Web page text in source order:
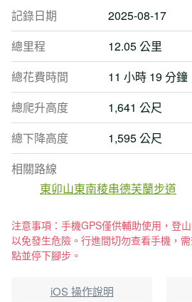
記錄日期
2025-08-17
總里程
12.05 公里
總花費時間
11 小時 19 分鐘
總爬升高度
1,641 公尺
總下降高度
1,595 公尺
相關路線
東卯山東南稜串德芙蘭步道
注意事項：手機GPS僅供輔助使用，登
以免發生危險。行進間切勿查看手機，
點並停下腳步。
iOS 操作說明